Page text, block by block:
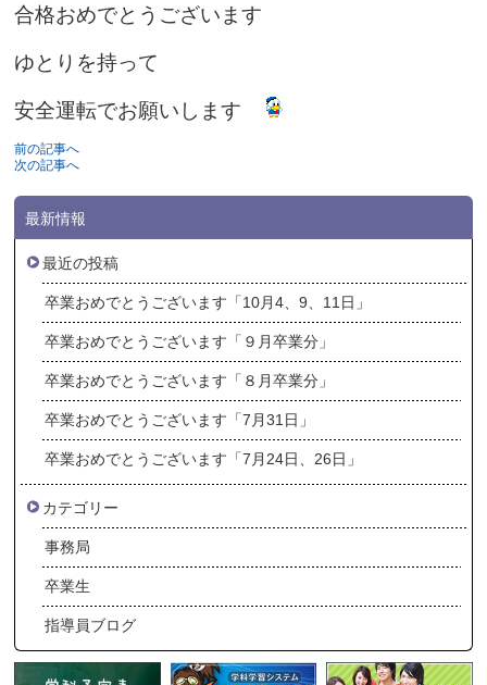
合格おめでとうございます
ゆとりを持って
安全運転でお願いします
前の記事へ
次の記事へ
最新情報
最近の投稿
卒業おめでとうございます「10月4、9、11日」
卒業おめでとうございます「９月卒業分」
卒業おめでとうございます「８月卒業分」
卒業おめでとうございます「7月31日」
卒業おめでとうございます「7月24日、26日」
カテゴリー
事務局
卒業生
指導員ブログ